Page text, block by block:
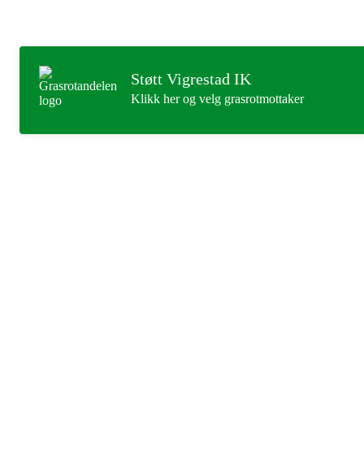
Støtt Vigrestad IK
Klikk her og velg grasrotmottaker